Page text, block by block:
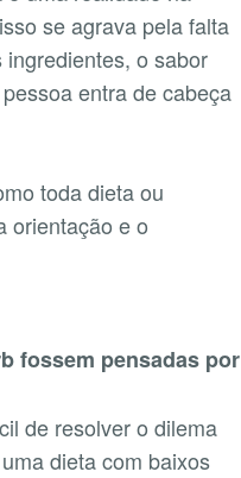
se agrava pela falta
o sabor
entra de cabeça
toda dieta ou
orientação e o
fossem pensadas por
de resolver o dilema
dieta com baixos